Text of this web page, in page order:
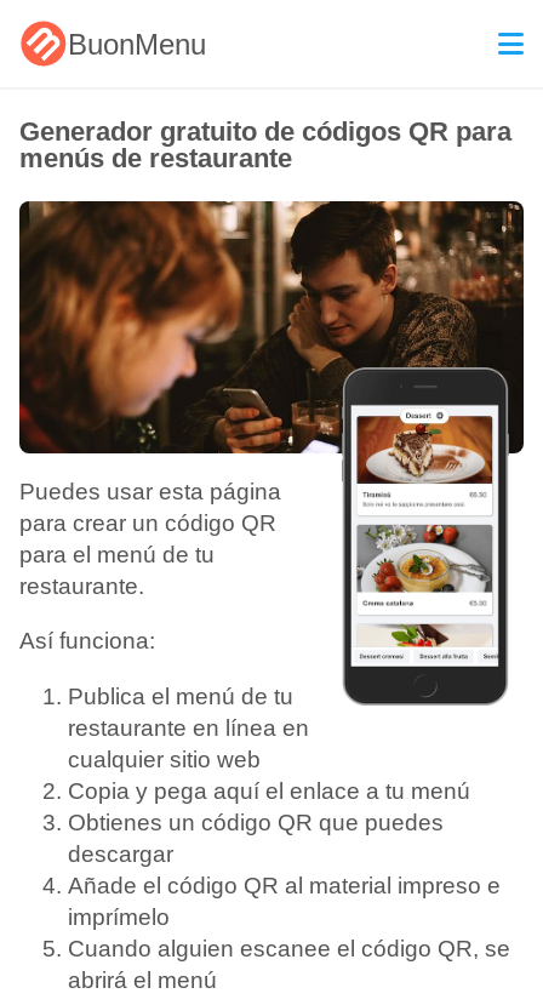
BuonMenu
Generador gratuito de códigos QR para
menús de restaurante
Puedes usar esta página
para crear un código QR
para el menú de tu
restaurante.
Así funciona:
Publica el menú de tu
restaurante en línea en
cualquier sitio web
Copia y pega aquí el enlace a tu menú
Obtienes un código QR que puedes
descargar
Añade el código QR al material impreso e
imprímelo
Cuando alguien escanee el código QR, se
abrirá el menú